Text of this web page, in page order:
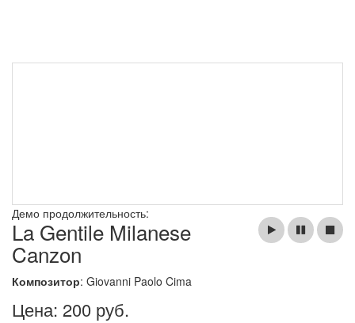
Демо продолжительность:
La Gentile Milanese
Canzon
Композитор: Giovanni Paolo Cima
Цена: 200 руб.